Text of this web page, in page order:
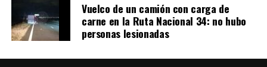
Vuelco de un camión con carga de
carne en la Ruta Nacional 34: no hubo
personas lesionadas